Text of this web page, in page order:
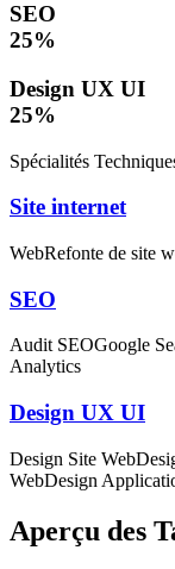
SEO
25%
Design UX UI
25%
Spécialités
Site internet
WebRefonte de site
SEO
Audit SEOGoogle
Analytics
Design UX UI
Design Site Web
WebDesign
Aperçu des